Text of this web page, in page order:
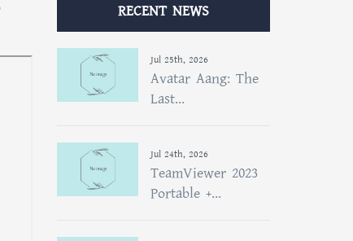
RECENT NEWS
Jul 25th, 2026
Avatar Aang: The
Last...
Jul 24th, 2026
TeamViewer 2023
Portable +...